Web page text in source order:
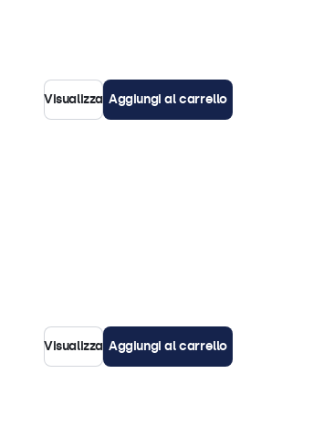
Visualizza Aggiungi al carrello
Visualizza Aggiungi al carrello